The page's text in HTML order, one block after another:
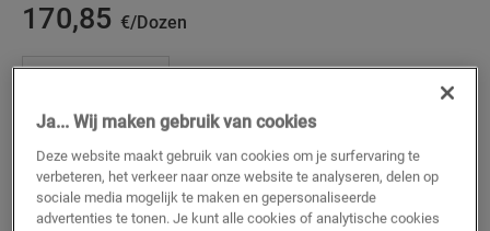
170,85 €/Dozen
TOEVOEGEN AAN WINKELMANDJE
Ja... Wij maken gebruik van cookies
Deze website maakt gebruik van cookies om je surfervaring te
verbeteren, het verkeer naar onze website te analyseren, delen op
sociale media mogelijk te maken en gepersonaliseerde
advertenties te tonen. Je kunt alle cookies of analytische cookies